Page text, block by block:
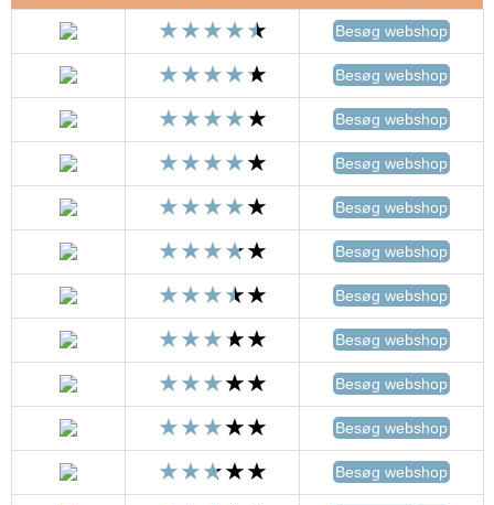
Besøg webshop
Besøg webshop
Besøg webshop
Besøg webshop
Besøg webshop
Besøg webshop
Besøg webshop
Besøg webshop
Besøg webshop
Besøg webshop
Besøg webshop